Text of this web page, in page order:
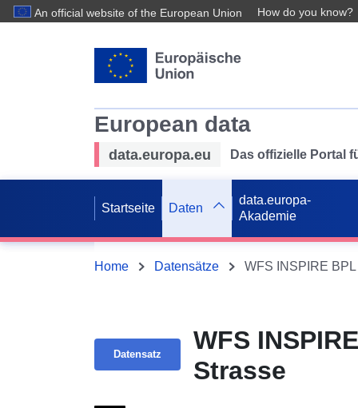
An official website of the European Union How do you know?
European data
data.europa.eu Das offizielle Portal
Startseite Daten
data.europa-
Akademie
Home Datensätze WFS INSPIRE
Datensatz
WFS
Strasse